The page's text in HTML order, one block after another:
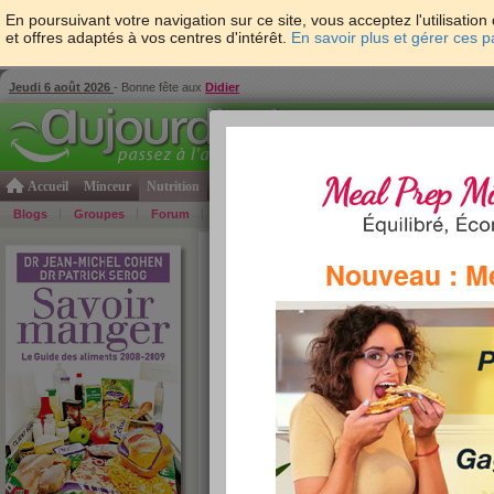
En poursuivant votre navigation sur ce site, vous acceptez
et offres adaptés à vos centres d'intérêt. En savoir plus et gérer ces
Jeudi 6 août 2026 - Bonne fête aux Didier
Accueil Minceur Nutrition Psycho & tests Forme & santé
Blogs Groupes Forum Bons Plans
Nouveau :